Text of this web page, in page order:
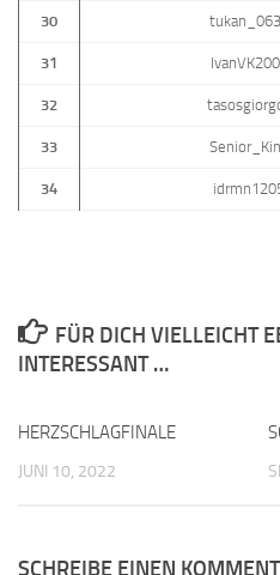
30
31
32
33
34
FÜR DICH VIELLEICHT
INTERESSANT …
HERZSCHLAGFINALE
JUNI 10, 2022
SCHREIBE EINEN